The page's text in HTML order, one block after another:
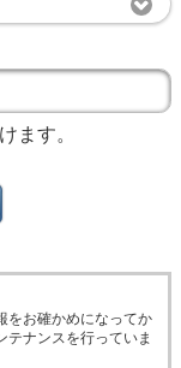
ます。
をお確かめになってか
テナンスを行っていま